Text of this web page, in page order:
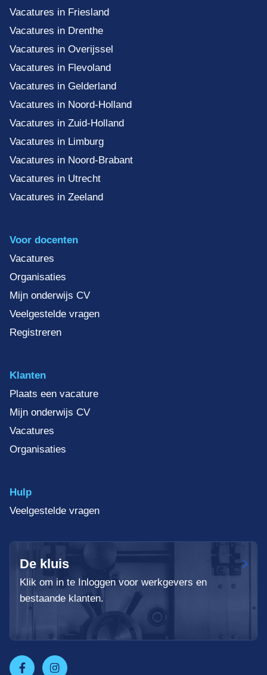
Vacatures in Friesland
Vacatures in Drenthe
Vacatures in Overijssel
Vacatures in Flevoland
Vacatures in Gelderland
Vacatures in Noord-Holland
Vacatures in Zuid-Holland
Vacatures in Limburg
Vacatures in Noord-Brabant
Vacatures in Utrecht
Vacatures in Zeeland
Voor docenten
Vacatures
Organisaties
Mijn onderwijs CV
Veelgestelde vragen
Registreren
Klanten
Plaats een vacature
Mijn onderwijs CV
Vacatures
Organisaties
Hulp
Veelgestelde vragen
De kluis
Klik om in te Inloggen voor werkgevers en
bestaande klanten.